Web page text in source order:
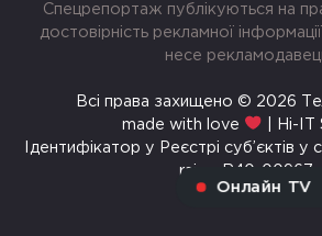
Онлайн TV
Спецрепортаж публікуються на
достовірність рекламної інформації
несе
Всі права захищено © 2026
made with love
| Hi-IT
Ідентифікатор у Реєстрі суб’єктів у
rai.ua R40-00967